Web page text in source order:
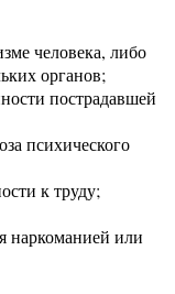
человека, либо
органов;
пострадавшей
психического
к труду;
наркоманией или